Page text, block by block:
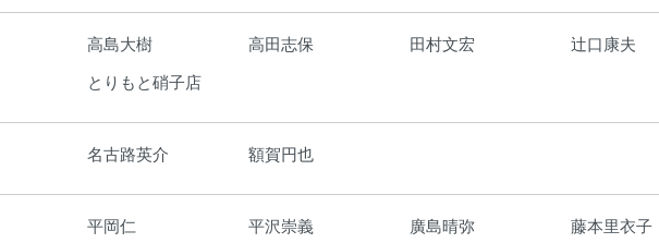
高島大樹 高田志保 田村文宏 辻口康夫
とりもと硝子店
名古路英介 額賀円也
平岡仁 平沢崇義 廣島晴弥 藤本里衣子